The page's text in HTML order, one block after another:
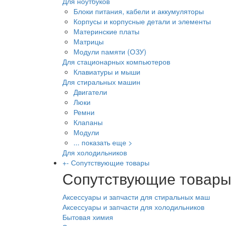
Блоки питания, кабели и аккумуляторы
Корпусы и корпусные детали и элементы
Материнские платы
Матрицы
Модули памяти (ОЗУ)
Для стационарных компьютеров
Клавиатуры и мыши
Для стиральных машин
Двигатели
Люки
Ремни
Клапаны
Модули
... показать еще >
Для холодильников
+- Сопутствующие товары
Сопутствующие товары
Аксессуары и запчасти для стиральных маш
Аксессуары и запчасти для холодильников
Бытовая химия